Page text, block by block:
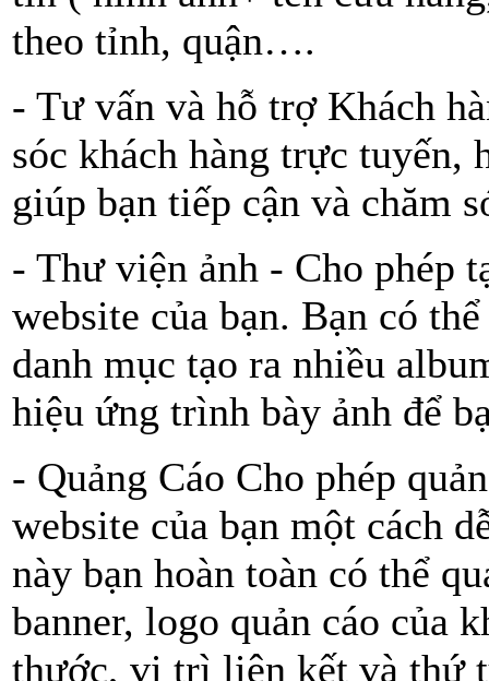
theo tỉnh, quận….
- Tư vấn và hỗ trợ Khách
sóc khách hàng trực tuyến,
giúp bạn tiếp cận và chăm
- Thư viện ảnh - Cho phép
website của bạn. Bạn có
danh mục tạo ra nhiều
hiệu ứng trình bày ảnh để
- Quảng Cáo Cho phép
website của bạn một cách
này bạn hoàn toàn có thể
banner, logo quản cáo của
thước, vị trì liên kết và thứ